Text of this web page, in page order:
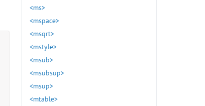
<ms>
<mspace>
<msqrt>
<mstyle>
<msub>
<msubsup>
<msup>
<mtable>